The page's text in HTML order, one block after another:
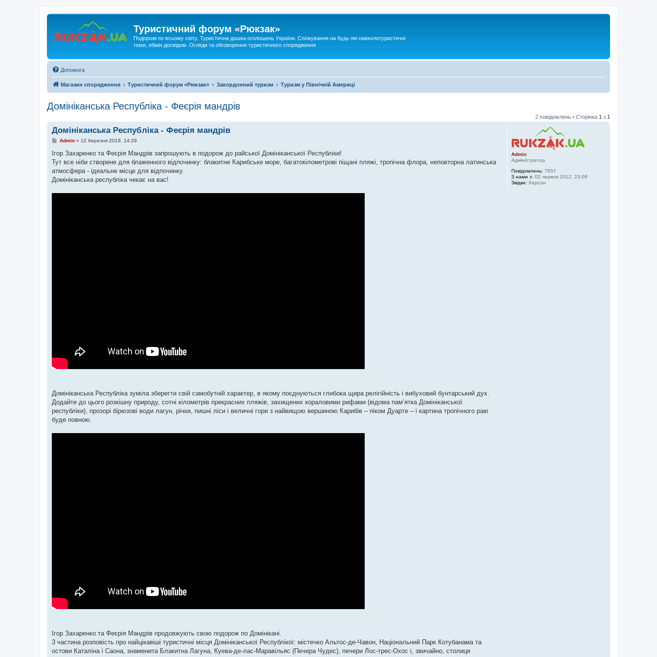
Туристичний форум «Рюкзак»
Подорожі по всьому світу. Туристична дошка оголошень України. Спілкування на будь-які навколотуристичні
теми, обмін досвідом. Огляди та обговорення туристичного спорядження
Допомога
Магазин спорядження Туристичний форум «Рюкзак» Закордонний туризм Туризм у Північній Америці
Домініканська Республіка - Феєрія мандрів
2 повідомлень • Сторінка 1 з 1
Admin
Адміністратор
Повідомлень: 7657
З нами з: 02 червня 2012, 23:08
Звідки: Херсон
Домініканська Республіка - Феєрія мандрів
П
в
д
о
л
н
Admin» 12 березня 2019, 14:29
Ігор Захаренко та Феєрія Мандрів запрошують в подорож до райської Домініканської Республіки!
Тут все ніби створене для блаженного відпочинку: блакитне Карибське море, багатокілометрові піщані пляжі, тропічна флора, неповторна латинська
атмосфера - ідеальне місце для відпочинку.
Домініканська республіка чекає на вас!
Домініканська Республіка зуміла зберегти свій самобутній характер, в якому поєднуються глибока щира релігійність і вибуховий бунтарський дух.
Додайте до цього розкішну природу, сотні кілометрів прекрасних пляжів, захищених кораловими рифами (відома пам’ятка Домініканської
республіки), прозорі бірюзові води лагун, річки, пишні ліси і величні гори з найвищою вершиною Карибів – піком Дуарте – і картина тропічного раю
буде повною.
Ігор Захаренко та Феєрія Мандрів продовжують свою подорож по Домінікані.
3 частина розповість про найцікавіші туристичні місця Домініканської Республікої: містечко Альтос-де-Чавон, Національний Парк Котубанама та
остови Каталіна і Саона, знаменита Блакитна Лагуна, Куева-де-лас-Маравільяс (Печера Чудес), печери Лос-трес-Охос і, звичайно, столиця